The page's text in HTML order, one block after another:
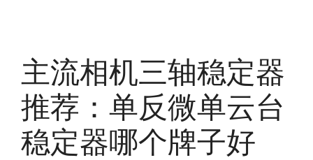
主流相机三轴稳定器
推荐：单反微单云台
稳定器哪个牌子好